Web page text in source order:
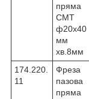
пряма
CMT
ф20х40
мм
хв.8мм
174.220.
11
Фреза
пазова
пряма